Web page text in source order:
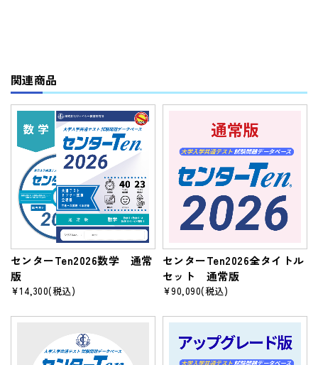
関連商品
センターTen2026数学 通常
版
¥14,300(税込)
センターTen2026全タイトル
セット 通常版
¥90,090(税込)